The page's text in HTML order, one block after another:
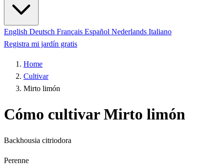
English Deutsch Français Español Nederlands Italiano
Registra mi jardín gratis
Home
Cultivar
Mirto limón
Cómo cultivar Mirto limón
Backhousia citriodora
Perenne